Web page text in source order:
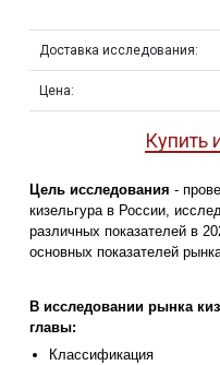
Доставка исследования:
Цена:
Купить
Цель исследования -
кизельгура в России,
различных показателей в
основных показателей
В исследовании рынка
главы:
Классификация